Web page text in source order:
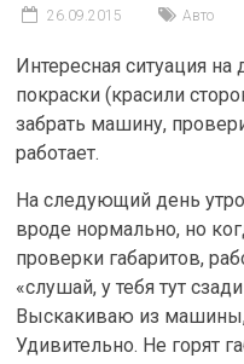
26.09.2015 Авто
Интересная ситуация
покраски (красили
забрать машину,
работает.
На следующий день
вроде нормально, но
проверки габаритов,
«слушай, у тебя тут
Выскакиваю из машины,
Удивительно. Не горят